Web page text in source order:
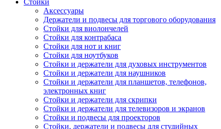
Стойки
Аксессуары
Держатели и подвесы для торгового оборудования
Стойки для виолончелей
Стойки для контрабаса
Стойки для нот и книг
Стойки для ноутбуков
Стойки и держатели для духовых инструментов
Стойки и держатели для наушников
Стойки и держатели для планшетов, телефонов,
электронных книг
Стойки и держатели для скрипки
Стойки и держатели для телевизоров и экранов
Стойки и подвесы для проекторов
Стойки, держатели и подвесы для студийных